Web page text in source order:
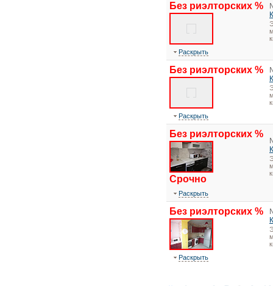
Без риэлторских %
Раскрыть
Без риэлторских %
Раскрыть
Без риэлторских %
Срочно
Раскрыть
Без риэлторских %
Раскрыть